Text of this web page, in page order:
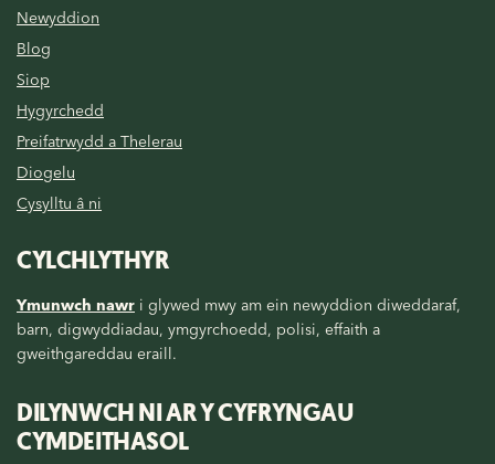
Newyddion
Blog
Siop
Hygyrchedd
Preifatrwydd a Thelerau
Diogelu
Cysylltu â ni
CYLCHLYTHYR
Ymunwch nawr i glywed mwy am ein newyddion diweddaraf,
barn, digwyddiadau, ymgyrchoedd, polisi, effaith a
gweithgareddau eraill.
DILYNWCH NI AR Y CYFRYNGAU
CYMDEITHASOL